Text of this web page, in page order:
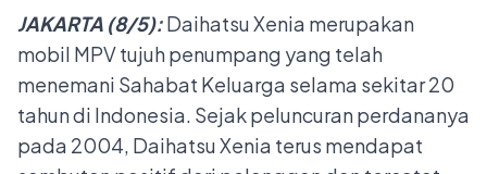
JAKARTA (8/5):Daihatsu Xenia merupakan
mobil MPV tujuh penumpang yang telah
menemani Sahabat Keluarga selama sekitar 20
tahun di Indonesia. Sejak peluncuran perdananya
pada 2004, Daihatsu Xenia terus mendapat